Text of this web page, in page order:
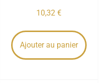
10,32 €
Ajouter au panier